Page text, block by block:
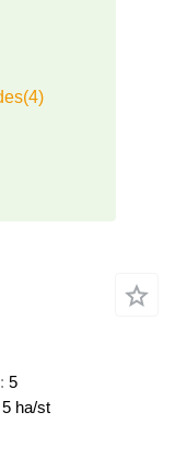
5
5 ha/st